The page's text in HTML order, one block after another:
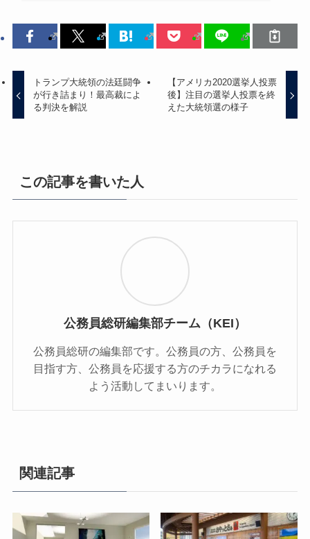
トランプ大統領の法廷闘争
が行き詰まり！最高裁によ
る判決を解説
【アメリカ2020選挙人投票
後】注目の選挙人投票を終
えた大統領選の様子
この記事を書いた人
公務員総研編集部チーム（KEI）
公務員総研の編集部です。公務員の方、公務員を
目指す方、公務員を応援する方のチカラになれる
よう活動してまいります。
関連記事